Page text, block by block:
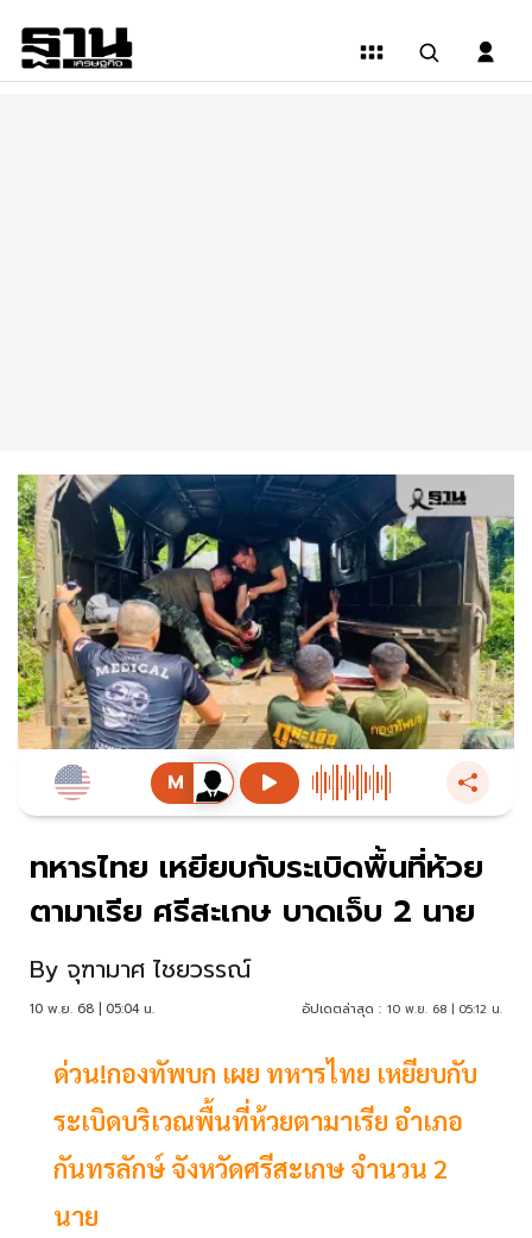
ทหารไทย เหยียบกับระเบิดพื้นที่ห้วย
ตามาเรีย ศรีสะเกษ บาดเจ็บ 2 นาย
By จุฑามาศ ไชยวรรณ์
10 พ.ย. 68 | 05:04 น. อัปเดตล่าสุด : 10 พ.ย. 68 | 05:12 น.
ด่วน!กองทัพบก เผย ทหารไทย เหยียบกับ
ระเบิดบริเวณพื้นที่ห้วยตามาเรีย อำเภอ
กันทรลักษ์ จังหวัดศรีสะเกษ จำนวน 2
นาย